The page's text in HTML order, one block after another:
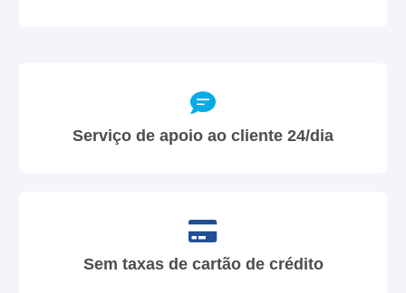
Serviço de apoio ao cliente 24/dia
Sem taxas de cartão de crédito